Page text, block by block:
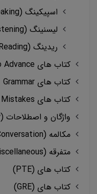
اسپیکینگ (Speaking)
لیسنینگ (Listening)
ریدینگ (Reading)
کتاب های Basic to Advance
کتاب های Grammar
کتاب های Common Mistakes
واژگان و اصطلاحات (Vocabulary)
مکالمه (Conversation)
متفرقه (Miscellaneous)
کتاب های (PTE)
کتاب های (GRE)